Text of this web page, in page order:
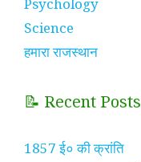
Science
हमारा राजस्थान
📝 Recent Posts
1857 ई० की क्रांति